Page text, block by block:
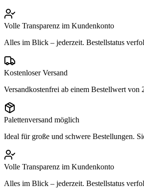
Volle Transparenz im Kundenkonto
Alles im Blick – jederzeit. Bestellstatus
Kostenloser Versand
Versandkostenfrei ab einem Bestellwert von
Palettenversand möglich
Ideal für große und schwere Bestellungen.
Volle Transparenz im Kundenkonto
Alles im Blick – jederzeit. Bestellstatus